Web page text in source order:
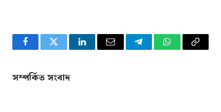
FacebookTwitter LinkedInEmail TelegramWhatsApp
Copy
সম্পর্কিত সংবাদ